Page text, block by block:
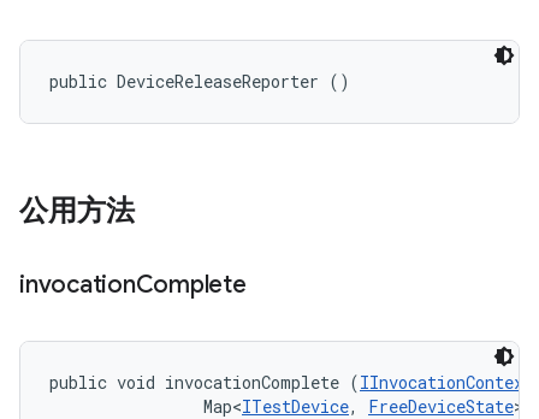
public DeviceReleaseReporter ()
公用方法
invocationComplete
public void invocationComplete (IInvocationContext
                Map<
ITestDevice, FreeDeviceState>